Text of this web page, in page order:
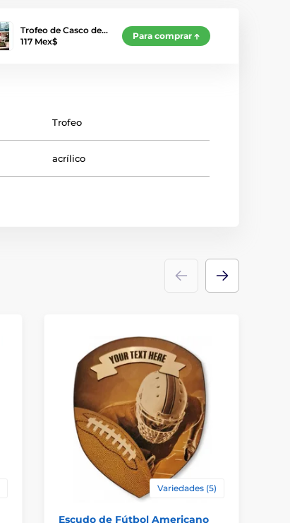
Trofeo de Casco de…
117 Mex$
Para comprar
Trofeo
acrílico
Variedades (5)
Escudo de Fútbol Americano